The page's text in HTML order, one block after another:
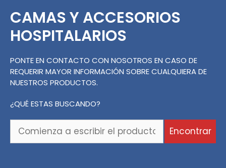
CAMAS Y ACCESORIOS
HOSPITALARIOS
PONTE EN CONTACTO CON NOSOTROS EN CASO DE
REQUERIR MAYOR INFORMACIÓN SOBRE CUALQUIERA DE
NUESTROS PRODUCTOS.
¿QUÉ ESTAS BUSCANDO?
Comienza
Encontrar